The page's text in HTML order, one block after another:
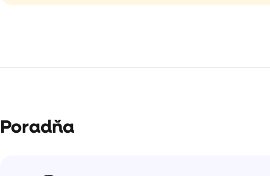
Poradňa